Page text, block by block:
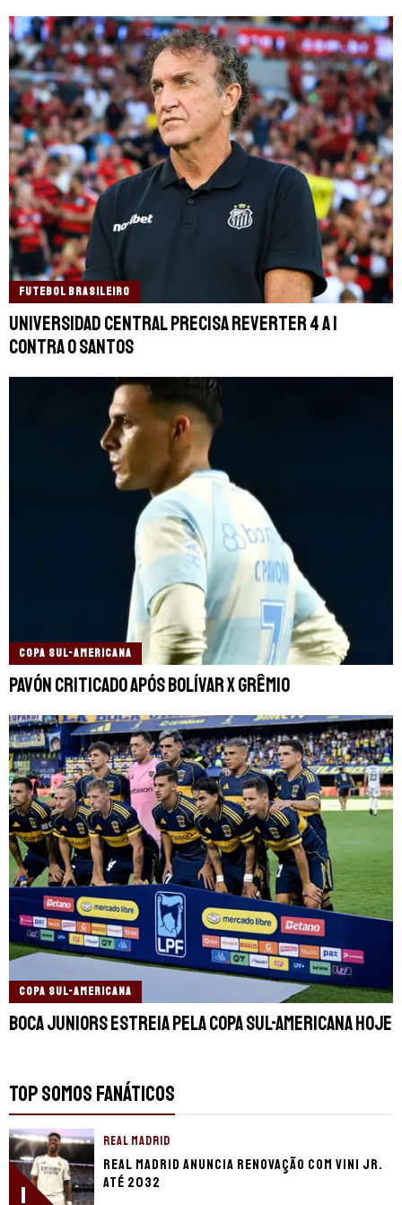
FUTEBOL BRASILEIRO
Universidad Central precisa reverter 4 a 1
contra o Santos
COPA SUL-AMERICANA
Pavón criticado após Bolívar x Grêmio
COPA SUL-AMERICANA
Boca Juniors estreia pela Copa Sul-Americana hoje
TOP SOMOS FANÁTICOS
1
REAL MADRID
Real Madrid anuncia renovação com Vini Jr.
até 2032